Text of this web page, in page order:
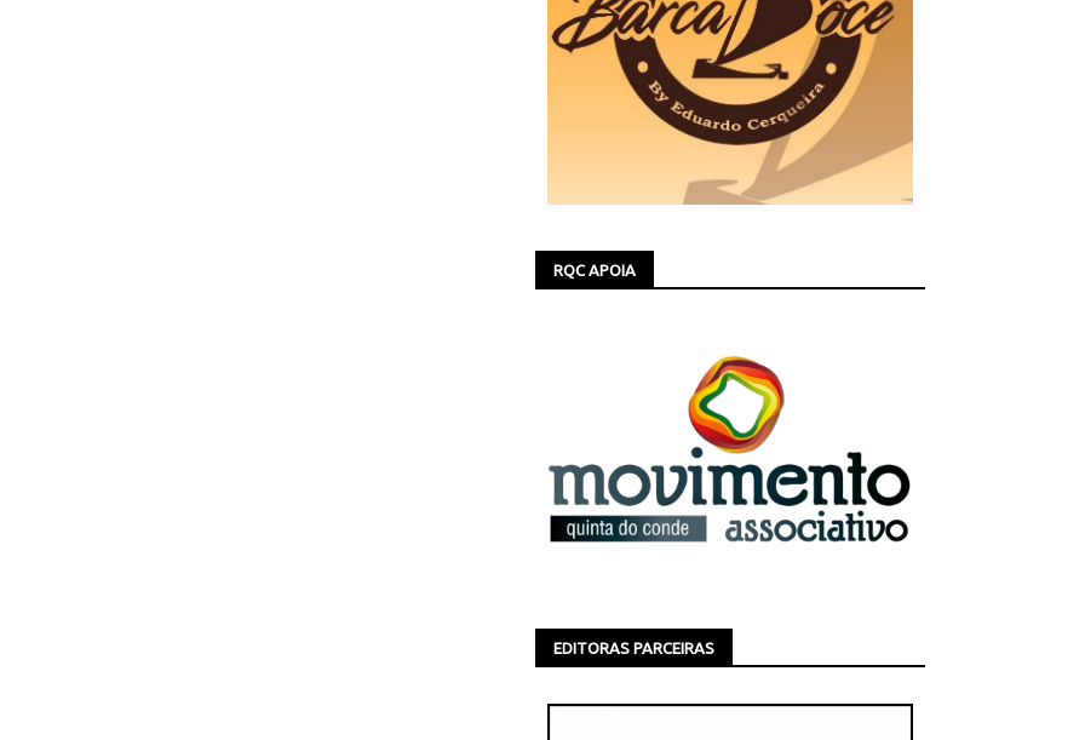
RQC APOIA
EDITORAS PARCEIRAS